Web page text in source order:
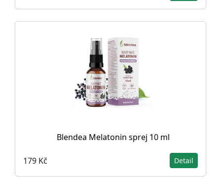
Blendea Melatonin sprej 10 ml
179 Kč Detail